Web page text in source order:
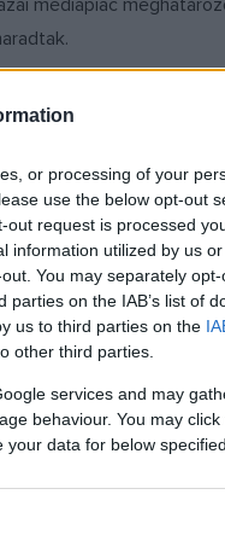
or processing of your
use the below opt-out
request is processed
information utilized by us
You may separately
on the IAB’s list of
us to third parties on the
other third parties.
services and may
behaviour. You may
data for below
médiapiac
hallgat még
ban? –
hagyományos
az online is
aránya stabilan
körül mozog, a
rádióhallgatási szokásokon